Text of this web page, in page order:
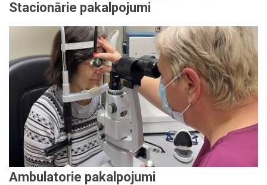
Stacionārie pakalpojumi
Ambulatorie pakalpojumi